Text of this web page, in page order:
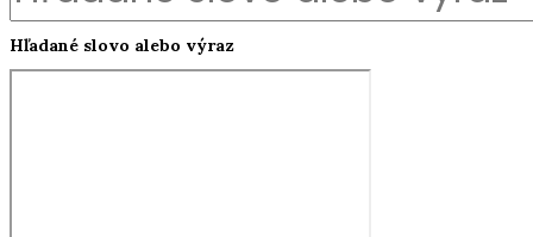
Hľadané slovo alebo výraz